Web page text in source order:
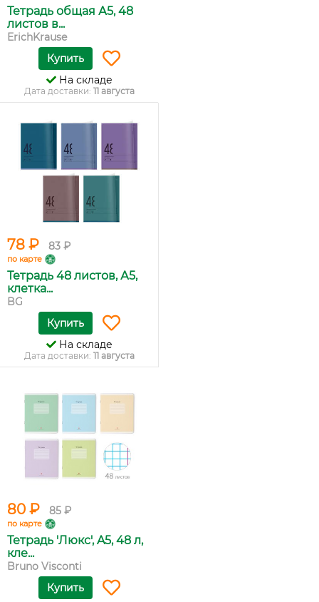
Тетрадь общая А5, 48
листов в...
ErichKrause
Купить
На складе
Дата доставки: 11 августа
78 ₽ 83 ₽
по карте
Тетрадь 48 листов, А5,
клетка...
BG
Купить
На складе
Дата доставки: 11 августа
80 ₽ 85 ₽
по карте
Тетрадь 'Люкс', A5, 48 л,
кле...
Bruno Visconti
Купить